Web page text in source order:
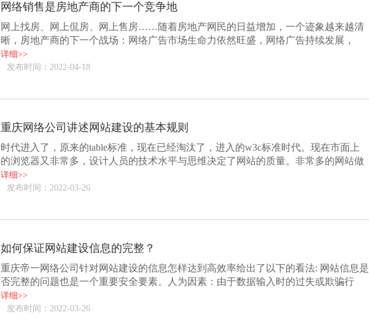
网络销售是房地产商的下一个竞争地
网上找房、网上侃房、网上售房……随着房地产网民的日益增加，一个迹象越来越清
晰，房地产商的下一个战场：网络广告市场生命力依然旺盛，网络广告持续发展，
2020年中国网络广告市...
详细>>
发布时间：2022-04-18
重庆网络公司讲述网站建设的基本规则
时代进入了，原来的table标准，现在已经淘汰了，进入的w3c标准时代。现在市面上
的浏览器又非常多，设计人员的技术水平与思维决定了网站的质量。非常多的网站做
出来后出现以个...
详细>>
发布时间：2022-03-26
如何保证网站建设信息的完整？
重庆帝一网络公司针对网站建设的信息怎样达到高效率给出了以下的看法: 网站信息是
否完整的问题也是一个重要安全要素。人为因素：由于数据输入时的过失或欺骗行
为，所存在的隐患...
详细>>
发布时间：2022-03-26